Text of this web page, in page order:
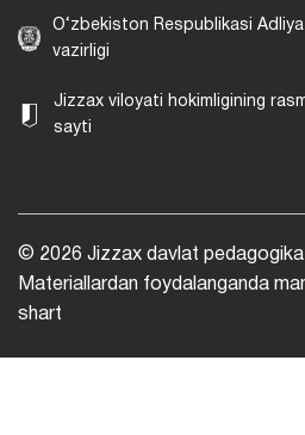
O‘zbekiston Respublikasi Adliya
vazirligi
Jizzax viloyati hokimligining
sayti
© 2026 Jizzax davlat pedagogika
Materiallardan foydalanganda
shart